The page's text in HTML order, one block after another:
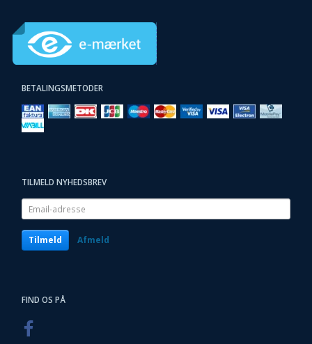
BETALINGSMETODER
TILMELD NYHEDSBREV
Email-
adresse
Tilmeld Afmeld
FIND OS PÅ